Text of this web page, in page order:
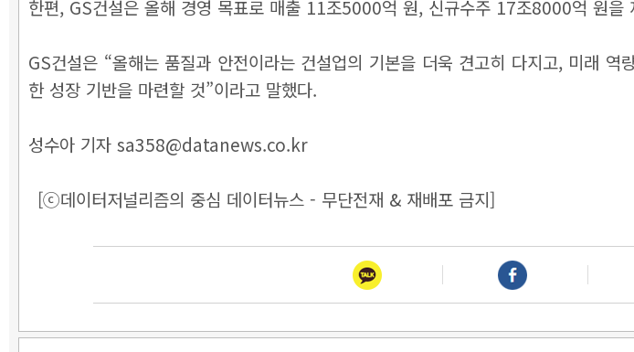
한편, GS건설은 올해 경영 목표로 매출 11조5000억 원, 신규수주 17조8000억 원을
GS건설은 “올해는 품질과 안전이라는 건설업의 기본을 더욱 견고히 다지고, 미래
한 성장 기반을 마련할 것”이라고 말했다.
성수아 기자 sa358@datanews.co.kr
[ⓒ데이터저널리즘의 중심 데이터뉴스 - 무단전재 & 재배포 금지]